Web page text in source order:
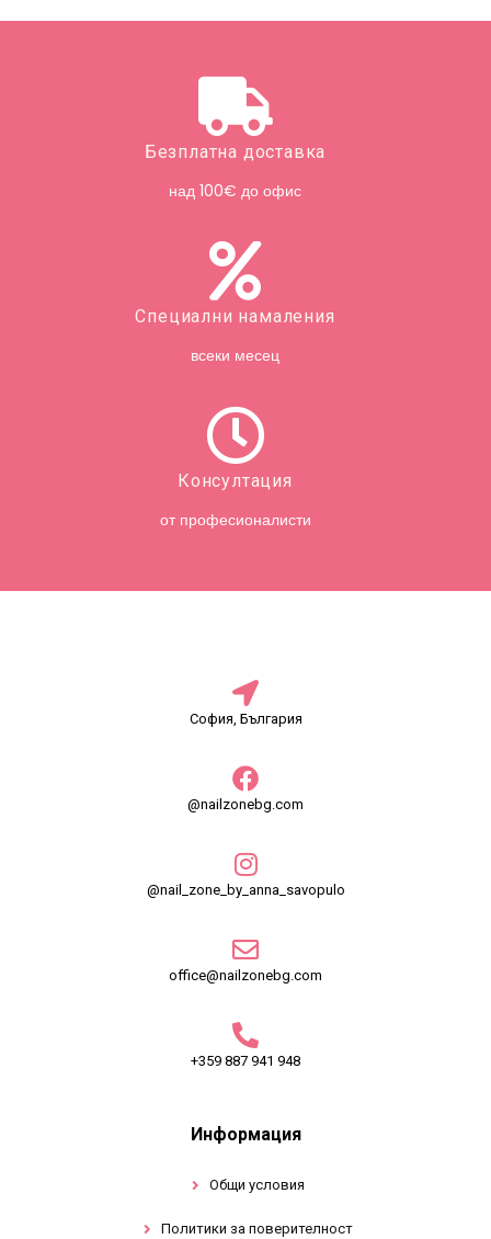
Безплатна доставка
над 100€ до офис
Специални намаления
всеки месец
Консултация
от професионалисти
София, България
@nailzonebg.com
@nail_zone_by_anna_savopulo
office@nailzonebg.com
+359 887 941 948
Информация
Общи условия
Политики за поверителност